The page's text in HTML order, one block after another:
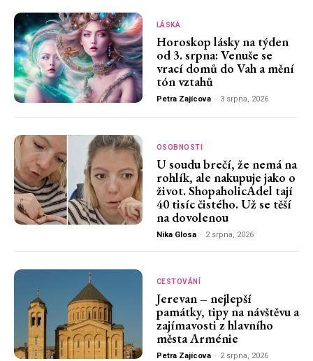
LÁSKA
Horoskop lásky na týden
od 3. srpna: Venuše se
vrací domů do Vah a mění
tón vztahů
Petra Zajícova - 3 srpna, 2026
OSOBNOSTI
U soudu brečí, že nemá na
rohlík, ale nakupuje jako o
život. ShopaholicAdel tají
40 tisíc čistého. Už se těší
na dovolenou
Nika Glosa - 2 srpna, 2026
CESTOVÁNÍ
Jerevan – nejlepší
památky, tipy na návštěvu a
zajímavosti z hlavního
města Arménie
Petra Zajícova - 2 srpna, 2026